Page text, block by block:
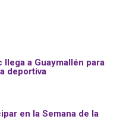
llega a Guaymallén para
deportiva
en la Semana de la